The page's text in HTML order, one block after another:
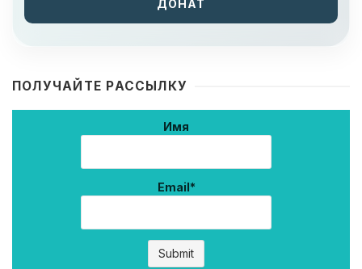
ДОНАТ
ПОЛУЧАЙТЕ РАССЫЛКУ
Имя
Email*